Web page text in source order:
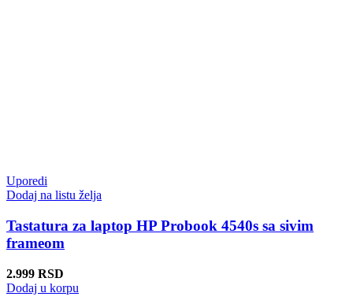
Uporedi
Dodaj na listu želja
Tastatura za laptop HP Probook 4540s sa sivim
frameom
2.999 RSD
Dodaj u korpu